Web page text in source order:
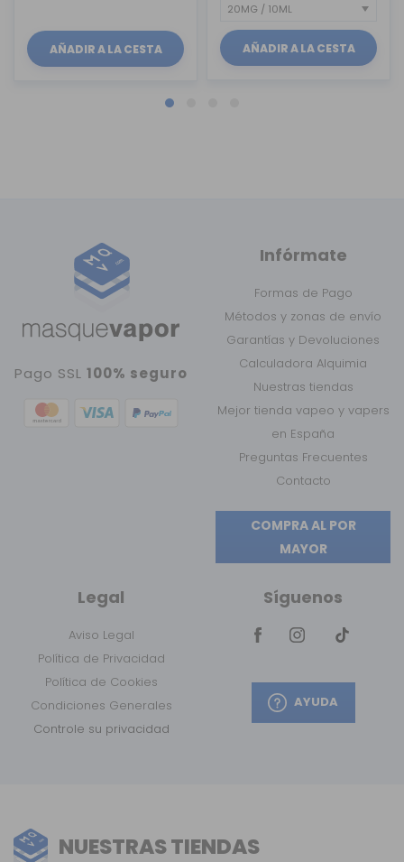
AÑADIR A LA CESTA AÑADIR A LA CESTA
Pago SSL100% seguro
Infórmate
Formas de Pago
Métodos y zonas de envío
Garantías y Devoluciones
Calculadora Alquimia
Nuestras tiendas
Mejor tienda vapeo y vapers
en España
Preguntas Frecuentes
Contacto
COMPRA AL POR
MAYOR
Legal
Aviso Legal
Política de Privacidad
Política de Cookies
Condiciones Generales
Controle su privacidad
Síguenos
AYUDA
NUESTRAS TIENDAS